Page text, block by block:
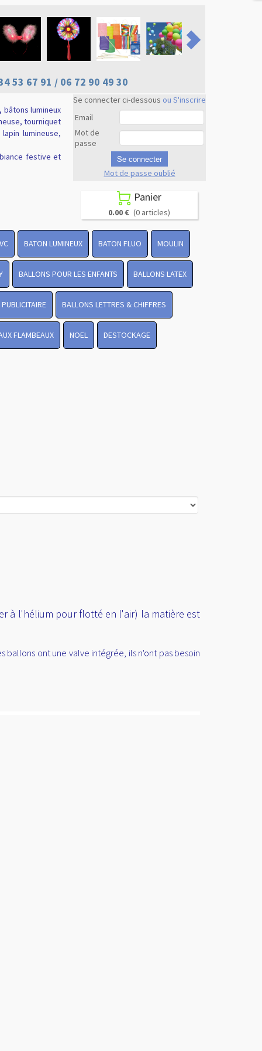
53 67 91 / 06 72 90 49 30
Se connecter ci-dessous ou S'inscrire
Email
Mot de
passe
Se connecter
Mot de passe oublié
lumineux
tourniquet
lumineuse,
festive et
 Panier
0.00 € (0 articles)
BATON LUMINEUX BATON FLUO MOULIN
BALLONS POUR LES ENFANTS BALLONS LATEX
BALLONS LETTRES & CHIFFRES
FLAMBEAUX NOEL DESTOCKAGE
à l'hélium pour flotté en l'air) la matière est
ont une valve intégrée, ils n'ont pas besoin